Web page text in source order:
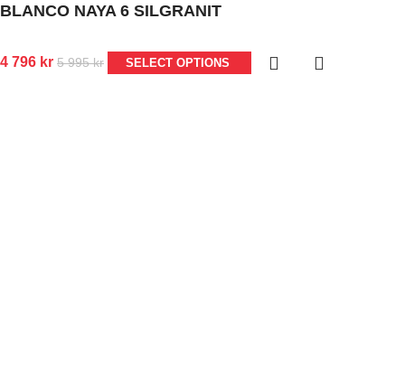
BLANCO NAYA 6 SILGRANIT
4 796 kr 5 995kr SELECT OPTIONS